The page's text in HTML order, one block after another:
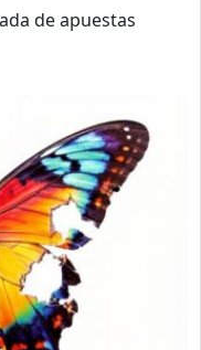
de apuestas